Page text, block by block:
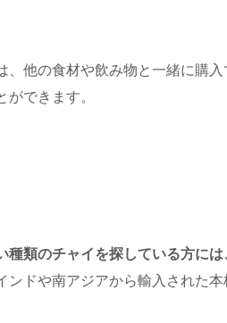
、他の食材や飲み物と一緒に購
ができます。
種類のチャイを探している方には
ンドや南アジアから輸入された